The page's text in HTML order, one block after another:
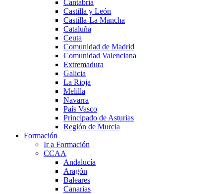
Cantabria
Castilla y León
Castilla-La Mancha
Cataluña
Ceuta
Comunidad de Madrid
Comunidad Valenciana
Extremadura
Galicia
La Rioja
Melilla
Navarra
País Vasco
Principado de Asturias
Región de Murcia
Formación
Ir a Formación
CCAA
Andalucía
Aragón
Baleares
Canarias